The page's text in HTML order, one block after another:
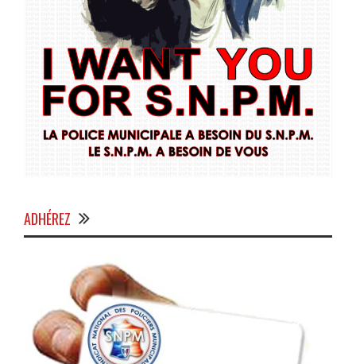
ADHÉREZ